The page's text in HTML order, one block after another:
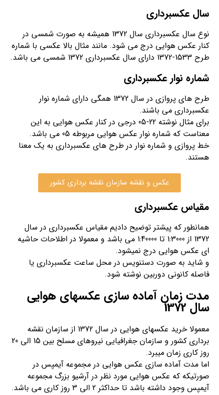
سال عکسبرداری
نوع سال عکسبرداری سال 1372 همیشه به صورت شمسی در
کنار عکس هوایی درج می شود. مانند مثال بالا عکسی با شماره
طرح 1533-1372 دارای سال عکسبرداری 1372 شمسی می باشد.
شماره نوار عکسبرداری
طرح های پروازی در سال 1372 همگی دارای شماره نوار
عکسبرداری می باشند.
برای مثال نوشته 22-05 درجی در کنار عکس هوایی به این
معناست که شماره نوار عکس هوایی مربوطه 05 می باشد.
خط پروازی و شماره نوار در طرح های عکسبرداری به یک معنا
هستند.
عکس و نقشه سازمان نقشه برداری کشور
مقیاس عکسبرداری
همانطور که پیشتر توضیح دادیم مقیاس عکسبرداری در سال
1372 از 1:3000 تا 1:40000 می باشد و معمولا در اطلاحات حاشیه
ای عکس هوایی درج نمیشود.
و شاید به صورت دستنویس در محل ساعت عکسبرداری یا
فاصله کانونی دوربین نوشته شود.
مدت زمان آماده سازی عکسهای هوایی
سال 1372
معمولا خرید عکسهای هوایی در سال 1372 از سازمان نقشه
برداری کشور و سازمان جغرافیایی نیروهای مسلح بین 15 الی 20
روز کاری زمان میبرد.
اما مدت آماده سازی عکس هوایی در مجموعه آیمپس در
صورتیکه که عکس هوایی مورد نظر در آرشیو بزرگ مجموعه
آیمپس وجود داشته باشد تا حداکثر 2 الی 3 روز کاری می باشد.